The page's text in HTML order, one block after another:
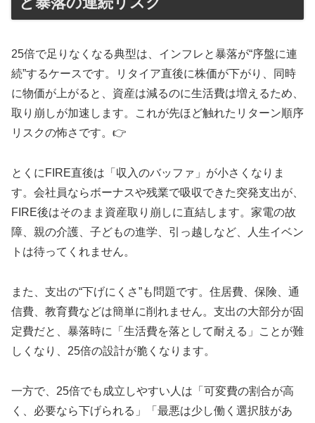
25倍で足りなくなる典型は、インフレと暴落が“序盤に連
続”するケースです。リタイア直後に株価が下がり、同時
に物価が上がると、資産は減るのに生活費は増えるため、
取り崩しが加速します。これが先ほど触れたリターン順序
リスクの怖さです。👉
とくにFIRE直後は「収入のバッファ」が小さくなりま
す。会社員ならボーナスや残業で吸収できた突発支出が、
FIRE後はそのまま資産取り崩しに直結します。家電の故
障、親の介護、子どもの進学、引っ越しなど、人生イベン
トは待ってくれません。
また、支出の“下げにくさ”も問題です。住居費、保険、通
信費、教育費などは簡単に削れません。支出の大部分が固
定費だと、暴落時に「生活費を落として耐える」ことが難
しくなり、25倍の設計が脆くなります。
一方で、25倍でも成立しやすい人は「可変費の割合が高
く、必要なら下げられる」「最悪は少し働く選択肢があ